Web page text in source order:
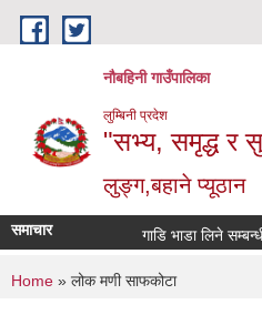
Skip to main content
नौबहिनी गाउँपालिका
लुम्बिनी प्रदेश
"सभ्य, समृद्ध र
लुङ्ग,बहाने प्यूठान
समाचार गाडि भाडा लिने सम्बन्धी
You are here
Home » लोक मणी साफकोटा